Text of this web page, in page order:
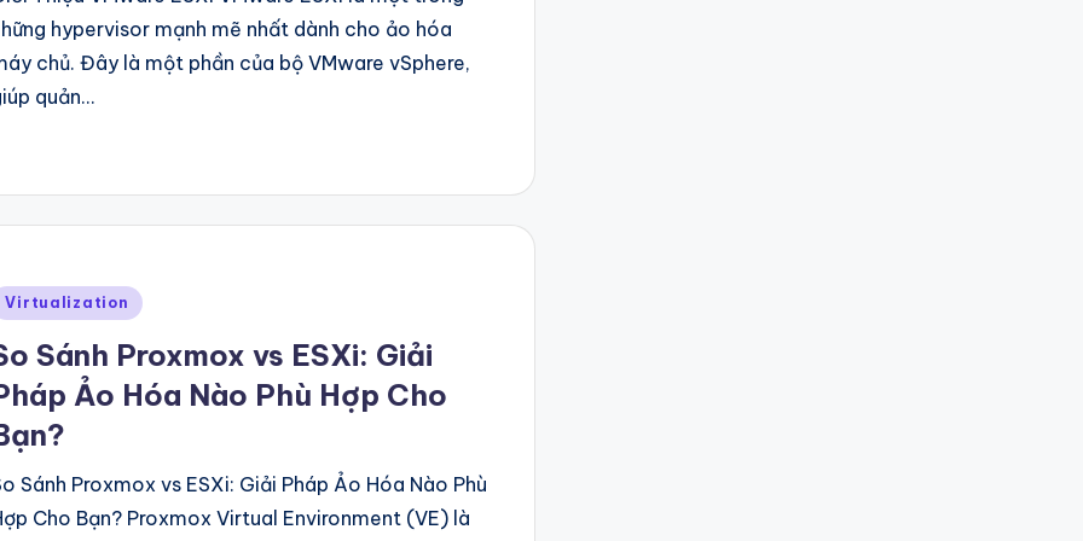
hypervisor mạnh mẽ nhất dành cho ảo hóa
chủ. Đây là một phần của bộ VMware vSphere,
quản…
Virtualization
Sánh Proxmox vs ESXi: Giải
Ảo Hóa Nào Phù Hợp Cho
Sánh Proxmox vs ESXi: Giải Pháp Ảo Hóa Nào Phù
Cho Bạn? Proxmox Virtual Environment (VE) là